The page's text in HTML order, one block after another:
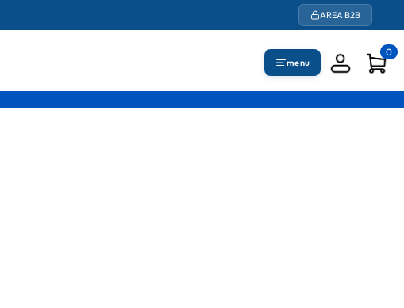
AREA B2B
menu
0